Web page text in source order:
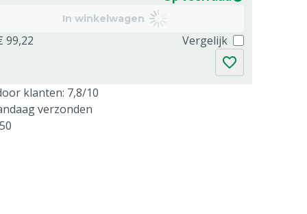
In winkelwagen
99,22 Vergelijk
klanten: 7,8/10
verzonden